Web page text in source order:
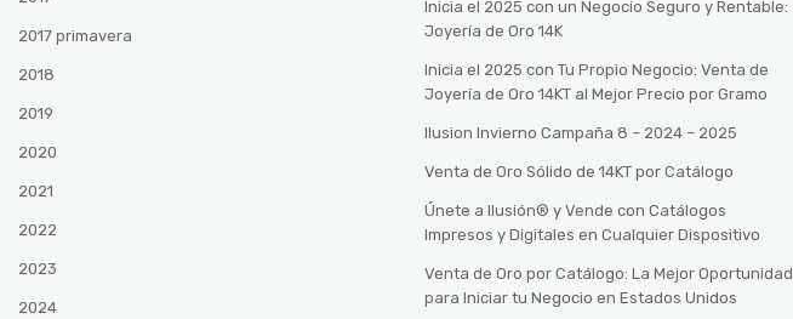
2017 primavera
2018
2019
2020
2021
2022
2023
2024
Inicia el 2025 con un Negocio Seguro y Rentable:
Joyería de Oro 14K
Inicia el 2025 con Tu Propio Negocio: Venta de
Joyería de Oro 14KT al Mejor Precio por Gramo
Ilusion Invierno Campaña 8 – 2024 – 2025
Venta de Oro Sólido de 14KT por Catálogo
Únete a Ilusión® y Vende con Catálogos
Impresos y Digitales en Cualquier Dispositivo
Venta de Oro por Catálogo: La Mejor Oportunidad
para Iniciar tu Negocio en Estados Unidos